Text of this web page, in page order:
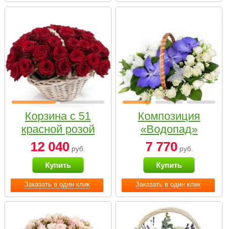
Заказать в один клик
Корзина с 51
красной розой
12 040 руб.
Купить
Заказать в один клик
Композиция
«Водопад»
7 770руб.
Купить